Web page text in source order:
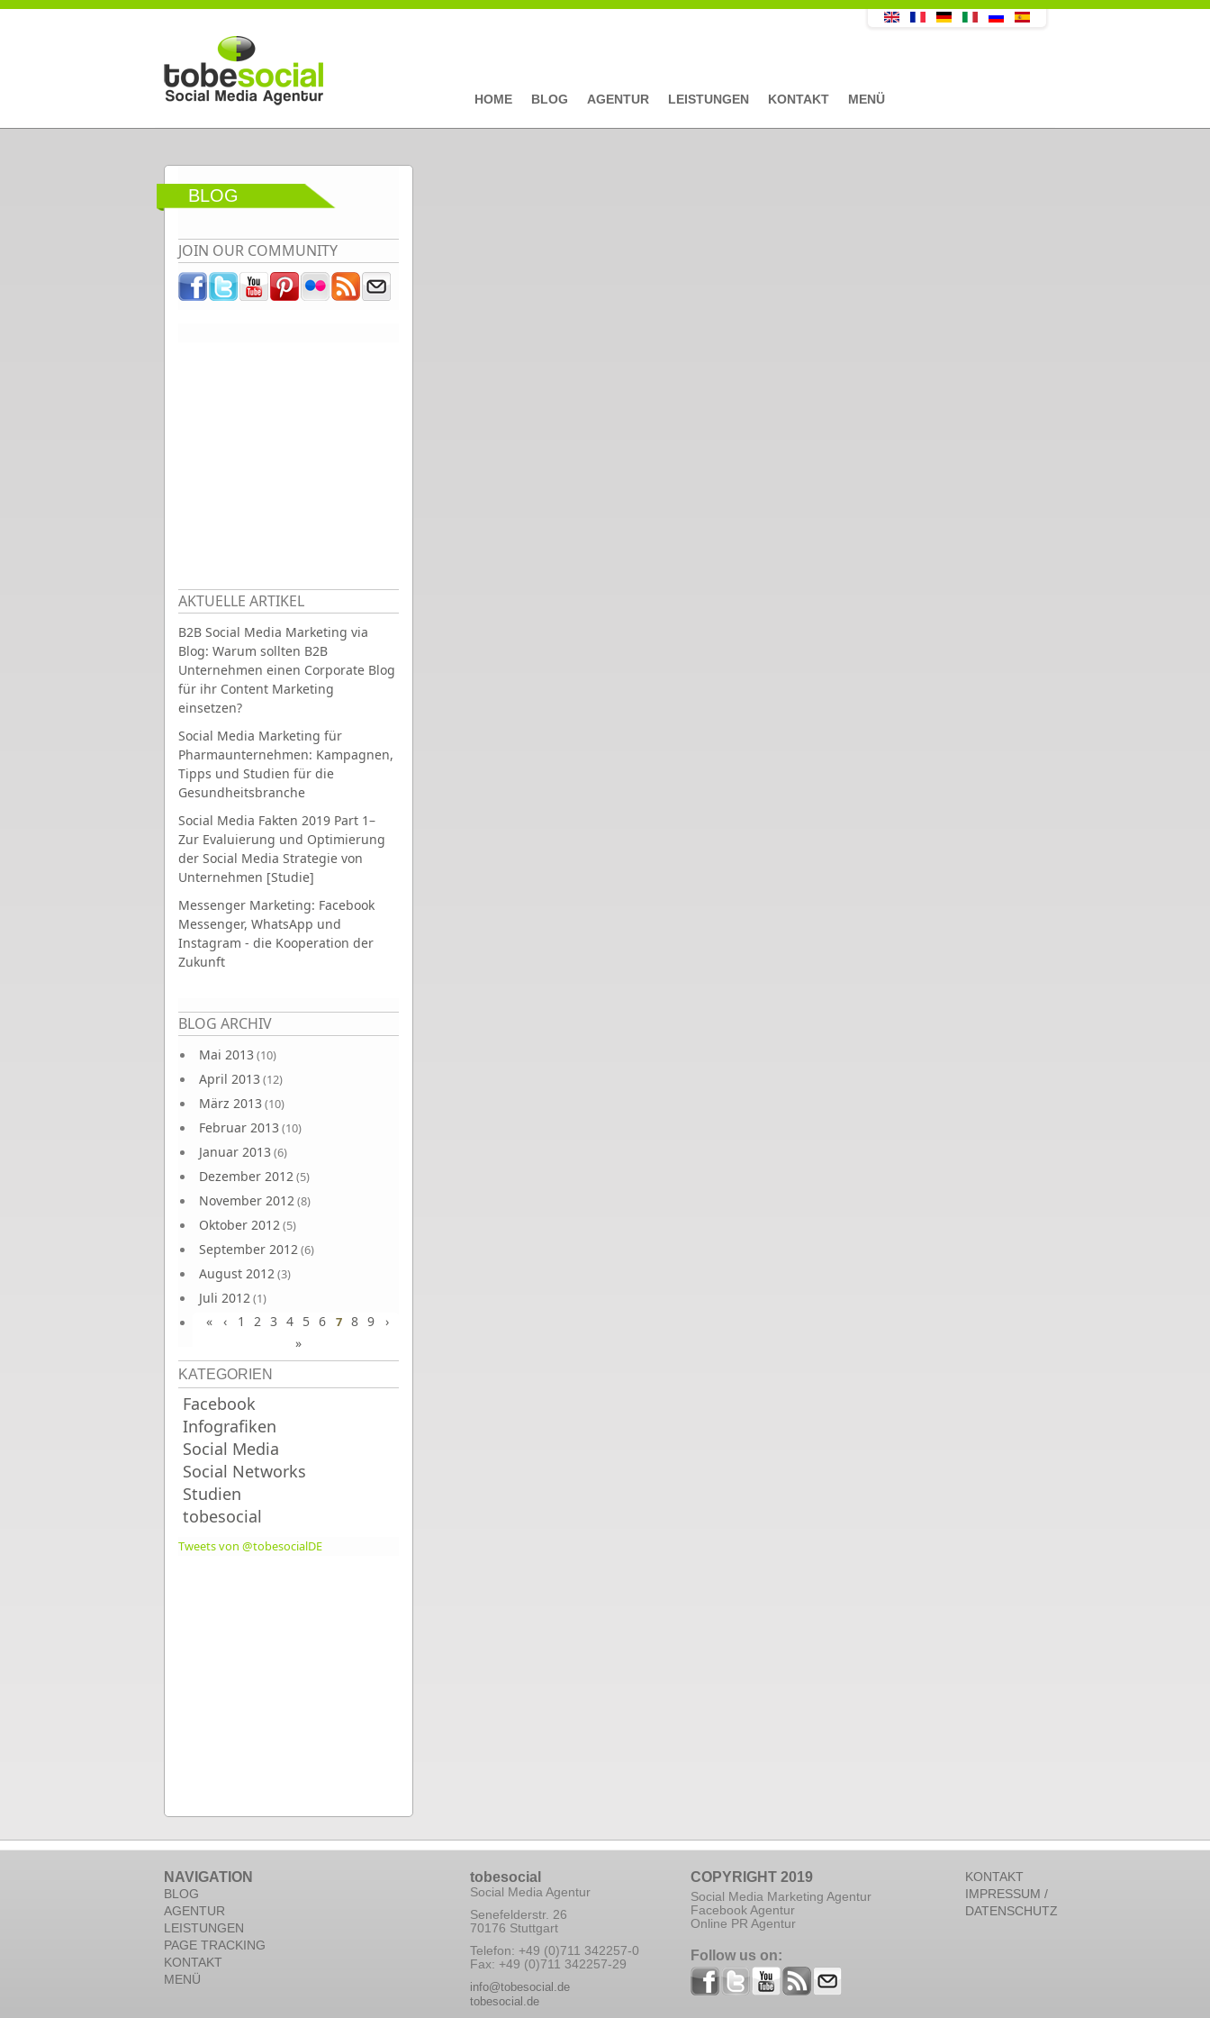
Direkt zum Inhalt
HOME BLOG AGENTUR LEISTUNGEN KONTAKT MENÜ
BLOG
JOIN OUR COMMUNITY
AKTUELLE ARTIKEL
B2B Social Media Marketing via
Blog: Warum sollten B2B
Unternehmen einen Corporate Blog
für ihr Content Marketing
einsetzen?
Social Media Marketing für
Pharmaunternehmen: Kampagnen,
Tipps und Studien für die
Gesundheitsbranche
Social Media Fakten 2019 Part 1–
Zur Evaluierung und Optimierung
der Social Media Strategie von
Unternehmen [Studie]
Messenger Marketing: Facebook
Messenger, WhatsApp und
Instagram - die Kooperation der
Zukunft
BLOG ARCHIV
Mai 2013 (10)
April 2013 (12)
März 2013 (10)
Februar 2013 (10)
Januar 2013 (6)
Dezember 2012(5)
November 2012(8)
Oktober 2012(5)
September 2012(6)
August 2012(3)
Juli 2012(1)
Juni 2012(4)
Seiten
« ‹ 1 2 3 4 5 6 7 8 9
›
»
KATEGORIEN
Facebook
Infografiken
Social Media
Social Networks
Studien
tobesocial
Tweets von @tobesocialDE
NAVIGATION
BLOG
AGENTUR
LEISTUNGEN
PAGE TRACKING
KONTAKT
MENÜ
tobesocial
Social Media Agentur
Senefelderstr. 26
70176 Stuttgart
Telefon: +49 (0)711 342257-0
Fax: +49 (0)711 342257-29
info@tobesocial.de
tobesocial.de
COPYRIGHT 2019
Social Media Marketing Agentur
Facebook Agentur
Online PR Agentur
Follow us on:
KONTAKT
IMPRESSUM /
DATENSCHUTZ